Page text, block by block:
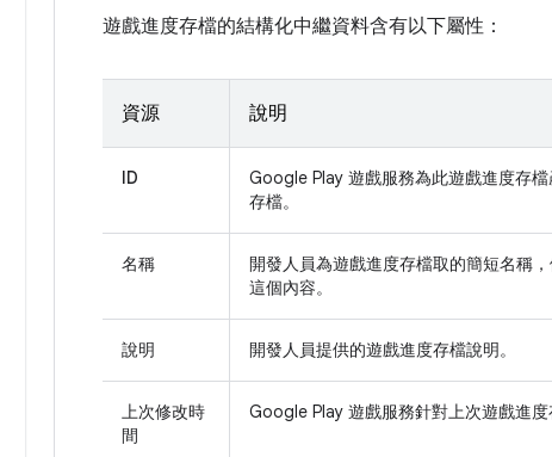
遊戲進度存檔的結構化中繼資料含有以下屬性：
資源 說明
ID
Google Play 遊戲服務為此遊戲進度存
存檔。
名稱
開發人員為遊戲進度存檔取的簡短名稱
這個內容。
說明 開發人員提供的遊戲進度存檔說明。
上次修改時
間
Google Play 遊戲服務針對上次遊戲進